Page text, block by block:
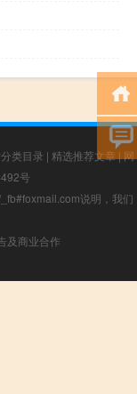
类目录 | 精选推荐文章 | 网
号
说明，我们
及商业合作